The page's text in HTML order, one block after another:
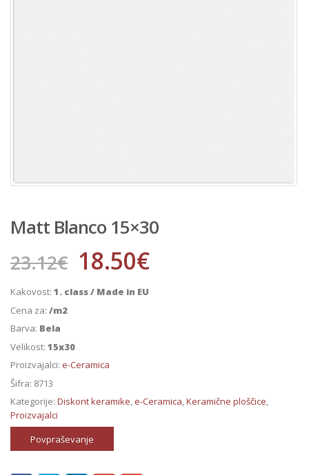
Matt Blanco 15×30
23.12€ 18.50€
Kakovost: 1. class / Made in EU
Cena za: /m2
Barva: Bela
Velikost: 15x30
Proizvajalci: e-Ceramica
Šifra: 8713
Kategorije: Diskont keramike,e-Ceramica,Keramične ploščice,
Proizvajalci
Povpraševanje